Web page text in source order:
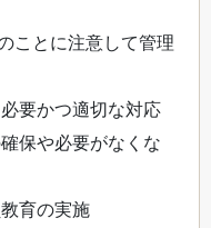
ことに注意して管理
要かつ適切な対応
保や必要がなくな
育の実施